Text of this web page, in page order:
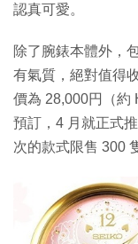
認真可愛。
除了腕錶本體外，
有氣質，絕對值得
價為 28,000円（約
預訂，4 月就正式
次的款式限售 300